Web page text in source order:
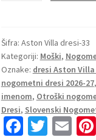
Villa
Domači
2026/27
z
lastnim
tiskom
količina
Šifra: Aston Villa dresi-33
Kategoriji: Moški,
Oznake: dresi Aston
nogometni dresi 2026-27,
imenom, Otroški
Dresi, Slovenski
Fa T E